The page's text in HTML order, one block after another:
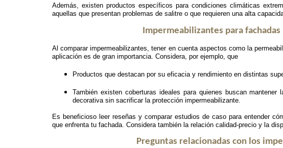
Además, existen productos específicos para condiciones climáticas
aquellas que presentan problemas de salitre o que requieren una alta
Impermeabilizantes para
Al comparar impermeabilizantes, tener en cuenta aspectos como la
aplicación es de gran importancia. Considera, por ejemplo, que
Productos que destacan por su eficacia y rendimiento en distintas
También existen coberturas ideales para quienes buscan
decorativa sin sacrificar la protección impermeabilizante.
Es beneficioso leer reseñas y comparar estudios de caso para entender
que enfrenta tu fachada. Considera también la relación calidad-precio y la
Preguntas relacionadas con los